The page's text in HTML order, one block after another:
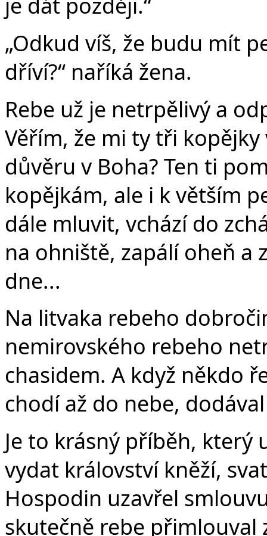
„Odkud víš, že budu mít
dříví?“ naříká žena.
Rebe už je netrpělivý a
Věřím, že mi ty tři
důvěru v Boha? Ten ti
kopějkám, ale i k větším
dále mluvit, vchází do
na ohniště, zapálí oheň a
dne...
Na litvaka rebeho
nemirovského rebeho
chasidem. A když někdo
chodí až do nebe,
Je to krásný příběh, který
vydat království kněží,
Hospodin uzavřel
skutečně rebe přimlouval